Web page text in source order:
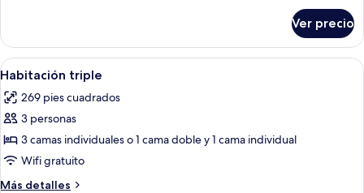
individual
Ver precio
Abrir
todas
las
fotos
de
Habitación
triple
Minibar, caja de seguridad en la
16
Habitación triple
269 pies cuadrados
3 personas
3 camas individuales o 1 cama doble y 1 cama individual
Wifi gratuito
Más detalles
Más